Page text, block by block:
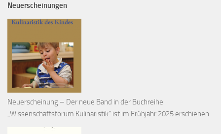
Neuerscheinungen
Neuerscheinung – Der neue Band in der Buchreihe
„Wissenschaftsforum Kulinaristik“ ist im Frühjahr 2025 erschienen